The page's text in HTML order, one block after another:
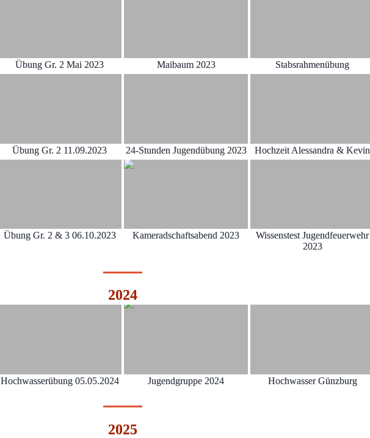
Übung Gr. 2 Mai 2023 Maibaum 2023 Stabsrahmenübung
Übung Gr. 2 11.09.2023 24-Stunden Jugendübung 2023 Hochzeit Alessandra & Kevin
Übung Gr. 2 & 3 06.10.2023 Kameradschaftsabend 2023
Wissenstest Jugendfeuerwehr
2023
2024
Hochwasserübung 05.05.2024 Jugendgruppe 2024 Hochwasser Günzburg
2025